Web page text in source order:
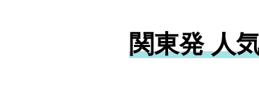
関東発 人